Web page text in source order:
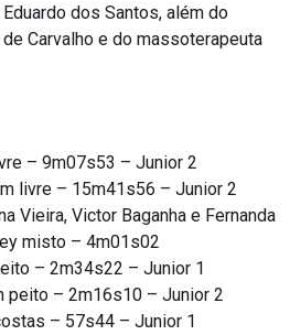
dos Santos, além do
Carvalho e do massoterapeuta
– 9m07s53 – Junior 2
livre – 15m41s56 – Junior 2
Vieira, Victor Baganha e Fernanda
misto – 4m01s02
– 2m34s22 – Junior 1
peito – 2m16s10 – Junior 2
– 57s44 – Junior 1